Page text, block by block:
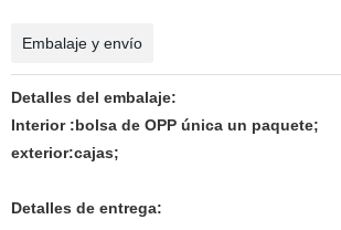
Embalaje y envío
Detalles del embalaje:
Interior :bolsa de OPP única un paquete;
exterior:cajas;
Detalles de entrega: